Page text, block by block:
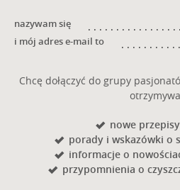
nazywam się
i mój adres e-mail to
Chcę dołączyć do grupy
nowe
porady i wskazówki o
informacje o
przypomnienia o